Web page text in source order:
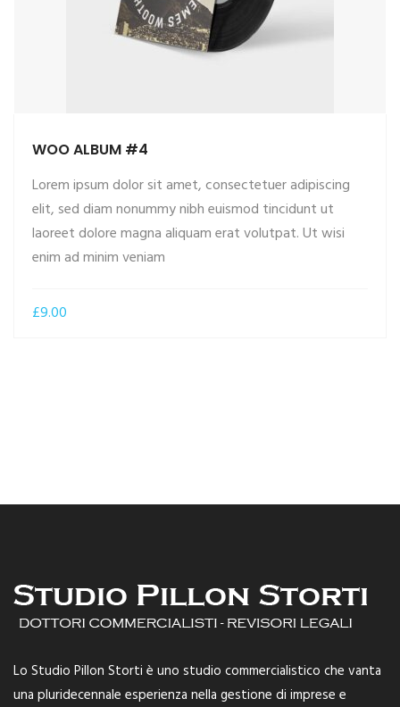
WOO ALBUM #4
Lorem ipsum dolor sit amet, consectetuer adipiscing
elit, sed diam nonummy nibh euismod tincidunt ut
laoreet dolore magna aliquam erat volutpat. Ut wisi
enim ad minim veniam
£9.00
Lo Studio Pillon Storti è uno studio commercialistico che vanta
una pluridecennale esperienza nella gestione di imprese e